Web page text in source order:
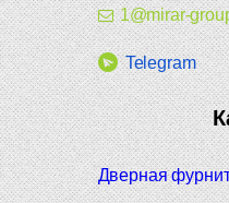
1@mirar-
Telegram
Дверная